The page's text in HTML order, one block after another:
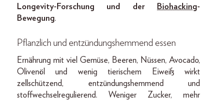
­Longevity-Forschung und der Biohacking-
Bewegung.
Pflanzlich und entzündungs­hemmend essen
Ernährung mit viel Gemüse, Beeren, Nüssen, Avocado,
Olivenöl und wenig tierischem Eiweiß wirkt
zellschützend, entzündungshemmend und
stoffwechsel­regulierend. Weniger Zucker, mehr